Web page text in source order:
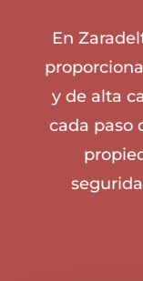
En
y de alta
cada paso